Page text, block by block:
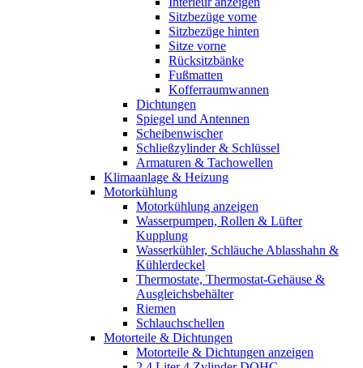
Sitzbezüge vorne
Sitzbezüge hinten
Sitze vorne
Rücksitzbänke
Fußmatten
Kofferraumwannen
Dichtungen
Spiegel und Antennen
Scheibenwischer
Schließzylinder & Schlüssel
Armaturen & Tachowellen
Klimaanlage & Heizung
Motorkühlung
Motorkühlung anzeigen
Wasserpumpen, Rollen & Lüfter
Kupplung
Wasserkühler, Schläuche Ablasshahn &
Kühlerdeckel
Thermostate, Thermostat-Gehäuse &
Ausgleichsbehälter
Riemen
Schlauchschellen
Motorteile & Dichtungen
Motorteile & Dichtungen anzeigen